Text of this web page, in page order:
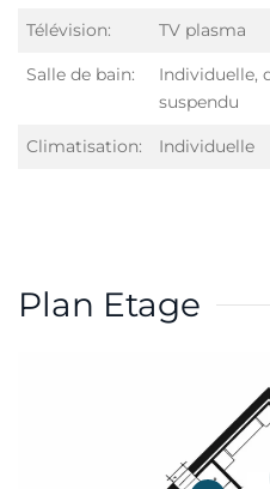
Télévision: TV plasma
Salle de bain:
Individuelle,
suspendu
Climatisation: Individuelle
Plan Etage